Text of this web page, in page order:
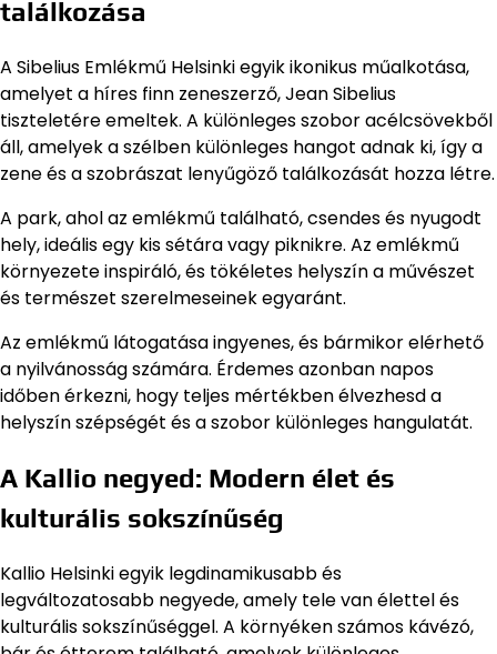
találkozása
A Sibelius Emlékmű Helsinki egyik ikonikus műalkotása,
amelyet a híres finn zeneszerző, Jean Sibelius
tiszteletére emeltek. A különleges szobor acélcsövekből
áll, amelyek a szélben különleges hangot adnak ki, így a
zene és a szobrászat lenyűgöző találkozását hozza létre.
A park, ahol az emlékmű található, csendes és nyugodt
hely, ideális egy kis sétára vagy piknikre. Az emlékmű
környezete inspiráló, és tökéletes helyszín a művészet
és természet szerelmeseinek egyaránt.
Az emlékmű látogatása ingyenes, és bármikor elérhető
a nyilvánosság számára. Érdemes azonban napos
időben érkezni, hogy teljes mértékben élvezhesd a
helyszín szépségét és a szobor különleges hangulatát.
A Kallio negyed: Modern élet és
kulturális sokszínűség
Kallio Helsinki egyik legdinamikusabb és
legváltozatosabb negyede, amely tele van élettel és
kulturális sokszínűséggel. A környéken számos kávézó,